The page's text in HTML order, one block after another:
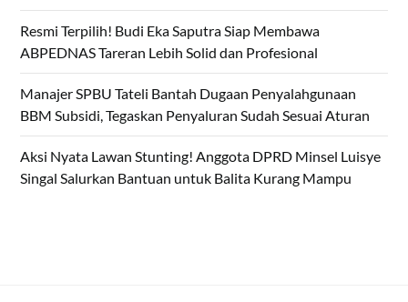
Resmi Terpilih! Budi Eka Saputra Siap Membawa
ABPEDNAS Tareran Lebih Solid dan Profesional
Manajer SPBU Tateli Bantah Dugaan Penyalahgunaan
BBM Subsidi, Tegaskan Penyaluran Sudah Sesuai Aturan
Aksi Nyata Lawan Stunting! Anggota DPRD Minsel Luisye
Singal Salurkan Bantuan untuk Balita Kurang Mampu